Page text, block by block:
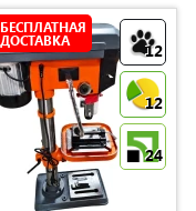
12
12
24
БЕСПЛАТНАЯ
ДОСТАВКА